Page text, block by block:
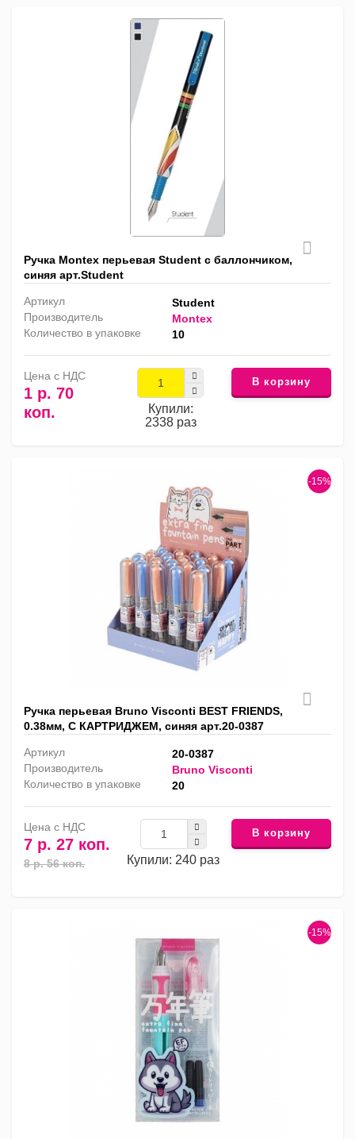
Ручка Montex перьевая Student с баллончиком,
синяя арт.Student
Артикул
Student
Производитель
Montex
Количество в упаковке
10
Цена с НДС
1 р. 70
коп.
Купили:
2338 раз
В корзину
-15%
Ручка перьевая Bruno Visconti BEST FRIENDS,
0.38мм, С КАРТРИДЖЕМ, синяя арт.20-0387
Артикул
20-0387
Производитель
Bruno Visconti
Количество в упаковке
20
Цена с НДС
7 р. 27 коп.
8 р. 56 коп. Купили: 240 раз
В корзину
-15%